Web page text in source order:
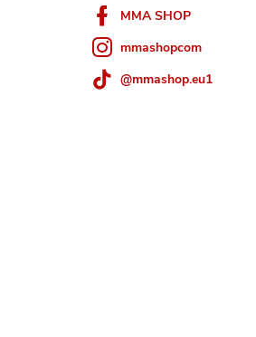
MMA SHOP
mmashopcom
@mmashop.eu1